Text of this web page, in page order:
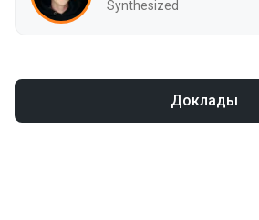
Synthesized
Доклады